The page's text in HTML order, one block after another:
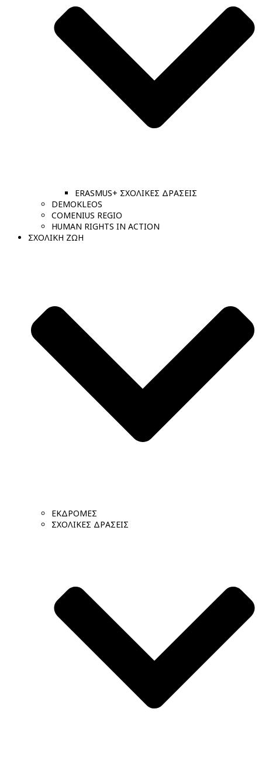
ERASMUS+ ΣΧΟΛΙΚΕΣ ΔΡΑΣΕΙΣ
DEMOKLEOS
COMENIUS REGIO
HUMAN RIGHTS IN ACTION
ΣΧΟΛΙΚΗ ΖΩΗ
ΕΚΔΡΟΜΕΣ
ΣΧΟΛΙΚΕΣ ΔΡΑΣΕΙΣ